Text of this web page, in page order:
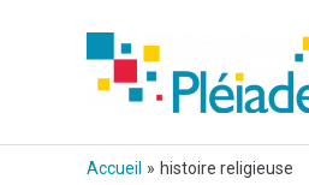
Accueil histoire religieuse